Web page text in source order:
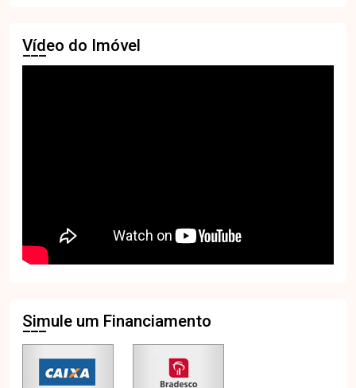
Vídeo do Imóvel
Simule um Financiamento